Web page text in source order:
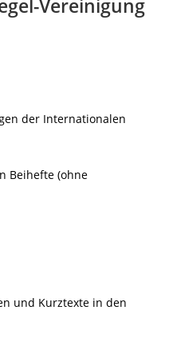
Vereinigung
der Internationalen
Beihefte (ohne
und Kurztexte in den